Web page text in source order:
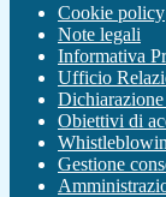
Cookie policy
Note legali
Informativa
Ufficio
Obiettivi di
Gestione